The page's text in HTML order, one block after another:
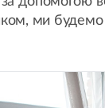
ми будемо